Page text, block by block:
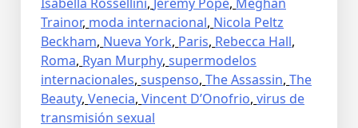
Isabella Rossellini, Jeremy Pope, Meghan
Trainor, moda internacional, Nicola Peltz
Beckham, Nueva York, Paris, Rebecca Hall,
Roma, Ryan Murphy, supermodelos
internacionales, suspenso, The Assassin, The
Beauty, Venecia, Vincent D’Onofrio, virus de
transmisión sexual